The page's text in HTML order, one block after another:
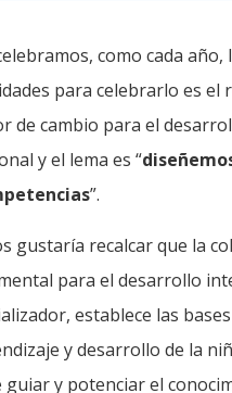
como cada
para celebrarlo es el
de cambio para el
y el lema es “
”.
gustaría recalcar que la
para el desarrollo
establece las
y desarrollo de la
y potenciar el